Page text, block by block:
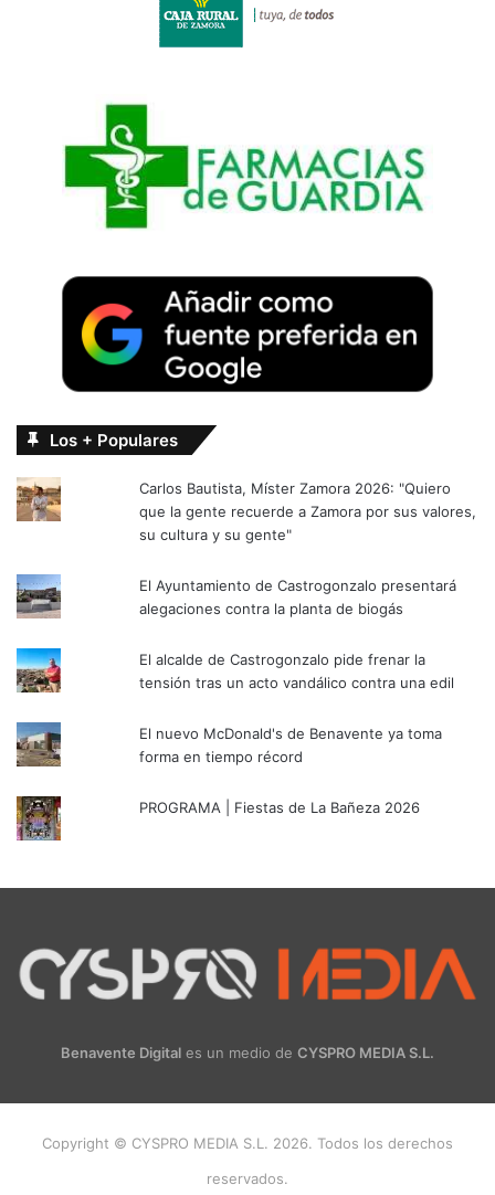
Los + Populares
Carlos Bautista, Míster Zamora 2026: "Quiero
que la gente recuerde a Zamora por sus valores,
su cultura y su gente"
El Ayuntamiento de Castrogonzalo presentará
alegaciones contra la planta de biogás
El alcalde de Castrogonzalo pide frenar la
tensión tras un acto vandálico contra una edil
El nuevo McDonald's de Benavente ya toma
forma en tiempo récord
PROGRAMA | Fiestas de La Bañeza 2026
Benavente Digital es un medio de CYSPRO MEDIA S.L.
Copyright © CYSPRO MEDIA S.L. 2026. Todos los derechos
reservados.